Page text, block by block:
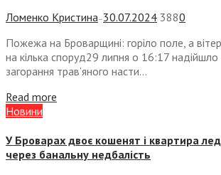
Ломенко Кристина— 30.07.2024 3880
Пожежа на Броварщині: горіло поле, а
на кілька споруд29 липня о 16:17
загорання трав’яного насти...
Read more
Новини
У Броварах двоє кошенят і квартира
через банальну недбалість